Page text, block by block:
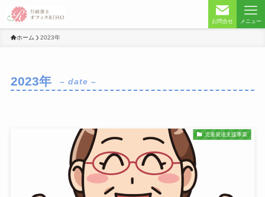
お問合せ メニュー
ホーム 2023年
2023年 – date –
児童発達支援事業